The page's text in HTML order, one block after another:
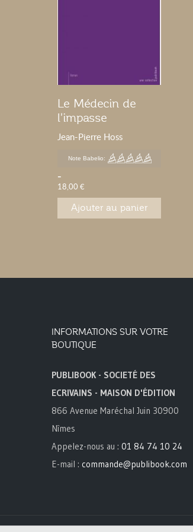
Le Médecin de
l'impasse
Jean-Pierre Hoss
Note Babelio:
-
18,00 €
Ajouter au panier
INFORMATIONS SUR VOTRE
BOUTIQUE
PUBLIBOOK - SOCIETÉ DES
ECRIVAINS - MAISON D'ÉDITION
866 Avenue Maréchal Juin 30900
Nîmes
Appelez-nous au : 01 84 74 10 24
E-mail : commande@publibook.com